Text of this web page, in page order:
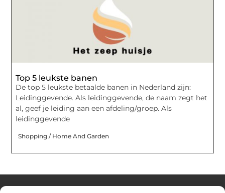
Top 5 leukste banen
De top 5 leukste betaalde banen in Nederland zijn:
Leidinggevende. Als leidinggevende, de naam zegt het
al, geef je leiding aan een afdeling/groep. Als
leidinggevende
Shopping / Home And Garden